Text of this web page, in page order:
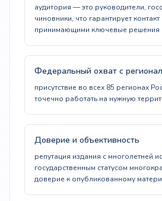
аудитория — это руководители,
чиновники, что гарантирует
принимающими ключевые решения
Федеральный охват с
присутствие во всех 85 регионах
точечно работать на нужную
Доверие и объективность
репутация издания с многолетней
государственным статусом
доверие к опубликованному